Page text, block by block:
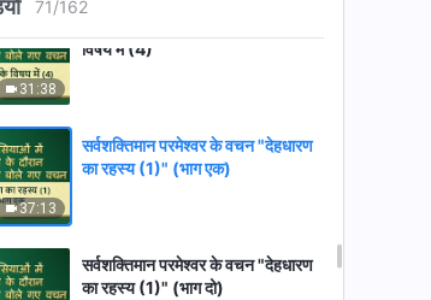
71/162
31:38
विषय में (4)"
37:13
सर्वशक्तिमान परमेश्वर के वचन "देहधारण
का रहस्य (1)" (भाग एक)
सर्वशक्तिमान परमेश्वर के वचन "देहधारण
का रहस्य (1)" (भाग दो)